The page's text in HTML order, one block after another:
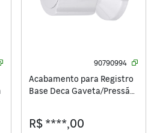
90790994
Acabamento para Registro
Base Deca Gaveta/Pressão
R$ ****,00